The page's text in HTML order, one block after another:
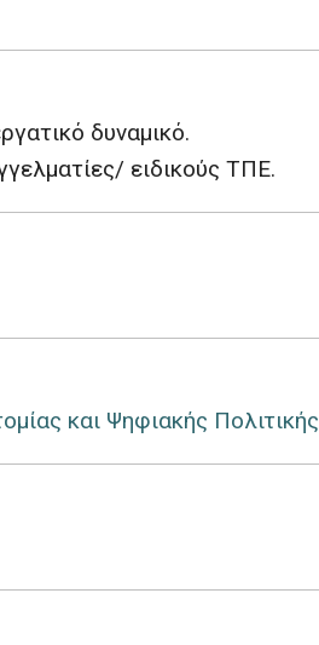
δυναμικό.
ειδικούς ΤΠΕ.
και Ψηφιακής Πολιτικής